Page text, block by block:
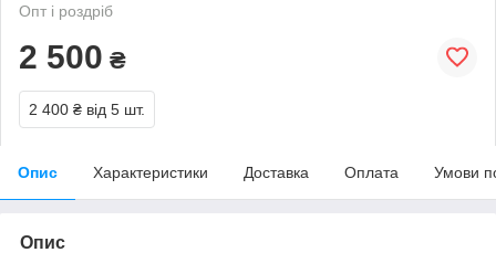
Опт і роздріб
2 500 ₴
2 400 ₴ від 5 шт.
Опис Характеристики Доставка Оплата Умови
Опис